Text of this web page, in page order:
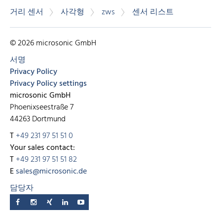
거리 센서 사각형 zws 센서 리스트
© 2026 microsonic GmbH
서명
Privacy Policy
Privacy Policy settings
microsonic GmbH
Phoenixseestraße 7
44263 Dortmund
T+49 231 97 51 51 0
Your sales contact:
T+49 231 97 51 51 82
Esales@microsonic.de
담당자